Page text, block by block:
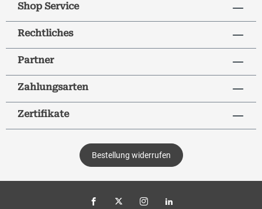
Shop Service
Rechtliches
Partner
Zahlungsarten
Zertifikate
Bestellung widerrufen